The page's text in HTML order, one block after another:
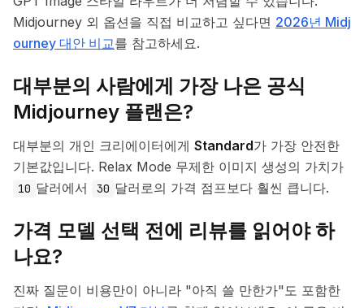
Midjourney 외 옵션을 직접 비교하고 싶다면 2026년 Midj
ourney 대안 비교를 참고하세요.
대부분의 사람에게 가장 나은 공식
Midjourney 플랜은?
대부분의 개인 크리에이터에게 Standard가 가장 안전한
기본값입니다. Relax Mode 무제한 이미지 생성의 가치가
10 달러에서 30 달러로의 가격 점프보다 훨씬 큽니다.
가격 모델 선택 전에 리뷰를 읽어야 하
나요?
진짜 질문이 비용만이 아니라 "아직 쓸 만한가"도 포함한